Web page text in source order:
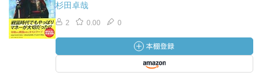
杉田卓哉
2 0.00 0